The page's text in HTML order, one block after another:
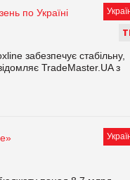
Т
по Україні
забезпечує стабільну,
TradeMaster.UA з